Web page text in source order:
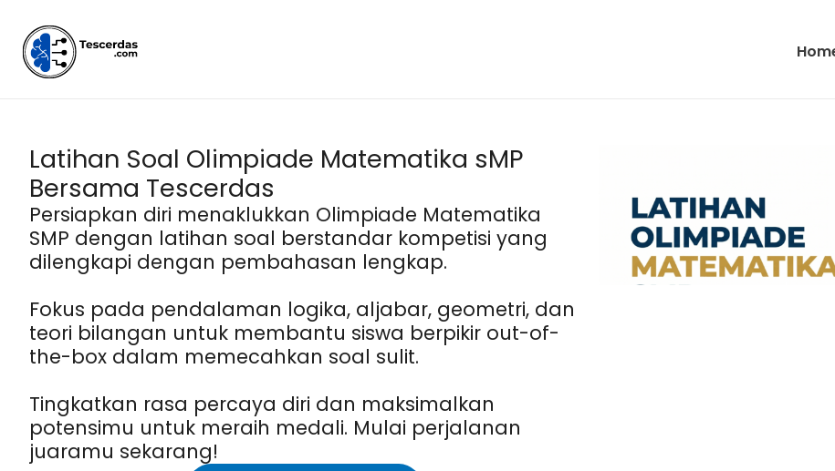
konten
Latihan Soal Olimpiade Matematika sMP
Bersama Tescerdas
Persiapkan diri menaklukkan Olimpiade Matematika
SMP dengan latihan soal berstandar kompetisi yang
dilengkapi dengan pembahasan lengkap.
Fokus pada pendalaman logika, aljabar, geometri, dan
teori bilangan untuk membantu siswa berpikir out-of-
the-box dalam memecahkan soal sulit.
Tingkatkan rasa percaya diri dan maksimalkan
potensimu untuk meraih medali. Mulai perjalanan
juaramu sekarang!